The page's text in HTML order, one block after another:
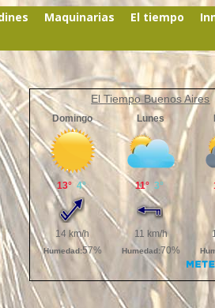
Maquinarias El tiempo
El Tiempo Buenos Aires